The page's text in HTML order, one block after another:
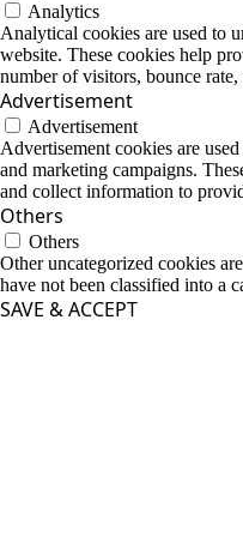
Analytics
Analytical cookies are used to
website. These cookies help
number of visitors, bounce
Advertisement
Advertisement
Advertisement cookies are
and marketing campaigns.
and collect information to
Others
Others
Other uncategorized cookies
have not been classified into a
SAVE & ACCEPT